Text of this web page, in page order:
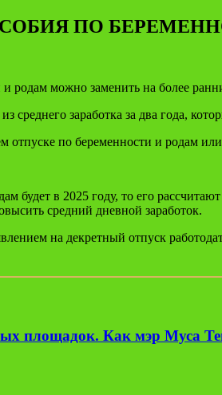
ПО
родам можно заменить на более
среднего заработка за два года,
по беременности и родам
будет в 2025 году, то его
средний дневной заработок.
на декретный отпуск
площадок. Как мэр Муса